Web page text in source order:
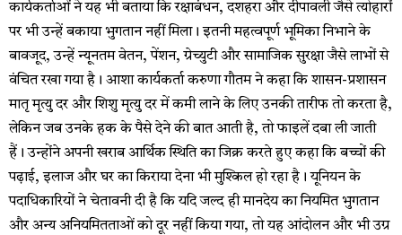
कार्यकर्ताओं ने यह भी बताया कि रक्षाबंधन, दशहरा और दीपावली जैसे त्योहारों
पर भी उन्हें बकाया भुगतान नहीं मिला। इतनी महत्वपूर्ण भूमिका निभाने के
बावजूद, उन्हें न्यूनतम वेतन, पेंशन, ग्रेच्युटी और सामाजिक सुरक्षा जैसे लाभों से
वंचित रखा गया है। आशा कार्यकर्ता करुणा गौतम ने कहा कि शासन-प्रशासन
मातृ मृत्यु दर और शिशु मृत्यु दर में कमी लाने के लिए उनकी तारीफ तो करता है,
लेकिन जब उनके हक के पैसे देने की बात आती है, तो फाइलें दबा ली जाती
हैं। उन्होंने अपनी खराब आर्थिक स्थिति का जिक्र करते हुए कहा कि बच्चों की
पढ़ाई, इलाज और घर का किराया देना भी मुश्किल हो रहा है। यूनियन के
पदाधिकारियों ने चेतावनी दी है कि यदि जल्द ही मानदेय का नियमित भुगतान
और अन्य अनियमितताओं को दूर नहीं किया गया, तो यह आंदोलन और भी उग्र